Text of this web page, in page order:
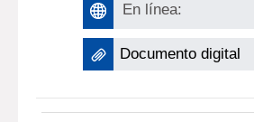
En línea:
Documento digital